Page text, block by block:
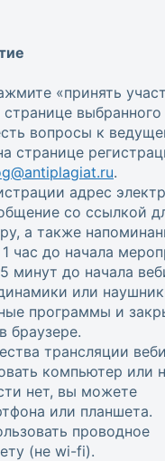
«принять
выбранного
вопросы к
странице
.
адрес
со ссылкой
а также
час до начала
минут до начала
или
программы и
браузере.
трансляции
компьютер или
нет, вы можете
или планшета.
проводное
(не wi-fi).